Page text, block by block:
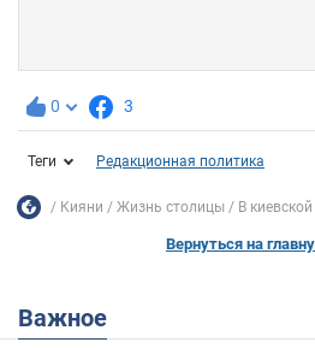
0 3
Теги Редакционная политика
Кияни Жизнь столицы В
Вернуться на
Важное